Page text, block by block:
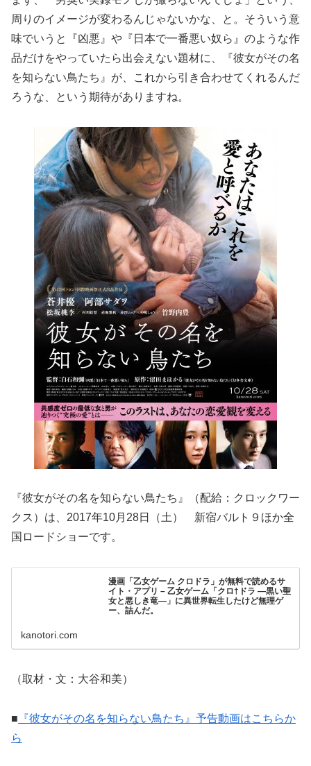
周りのイメージが変わるんじゃないかな、と。そういう意
味でいうと『凶悪』や『日本で一番悪い奴ら』のような作
品だけをやっていたら出会えない題材に、『彼女がその名
を知らない鳥たち』が、これから引き合わせてくれるんだ
ろうな、という期待がありますね。
『彼女がその名を知らない鳥たち』（配給：クロックワー
クス）は、2017年10月28日（土） 新宿バルト９ほか全
国ロードショーです。
漫画「乙女ゲーム クロドラ」が無料で読めるサ
イト・アプリ – 乙女ゲーム「クロ†ドラ ―黒い聖
女と悪しき竜―」に異世界転生したけど無理ゲ
ー、詰んだ。
kanotori.com
（取材・文：大谷和美）
■ 『彼女がその名を知らない鳥たち』予告動画はこちらか
ら